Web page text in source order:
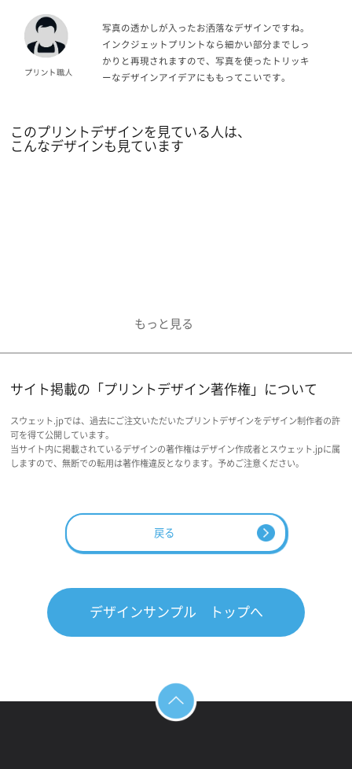
写真の透かしが入ったお洒落なデザインですね。
インクジェットプリントなら細かい部分までしっ
かりと再現されますので、写真を使ったトリッキ
ーなデザインアイデアにももってこいです。
このプリントデザインを見ている人は、
こんなデザインも見ています
サイト掲載の「プリントデザイン著作権」について
スウェット.jpでは、過去にご注文いただいたプリントデザインをデザイン制作者の許
可を得て公開しています。
当サイト内に掲載されているデザインの著作権はデザイン作成者とスウェット.jpに属
しますので、無断での転用は著作権違反となります。予めご注意ください。
戻る
デザインサンプル トップへ